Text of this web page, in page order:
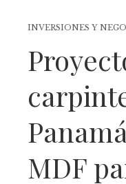
INVERSIONES Y
MDF